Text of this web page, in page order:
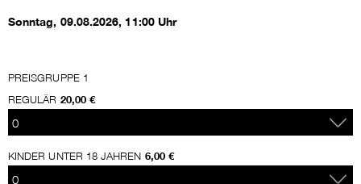
Sonntag, 09.08.2026, 11:00Uhr
PREISGRUPPE 1
REGULÄR 20,00€
KINDER UNTER 18 JAHREN 6,00€